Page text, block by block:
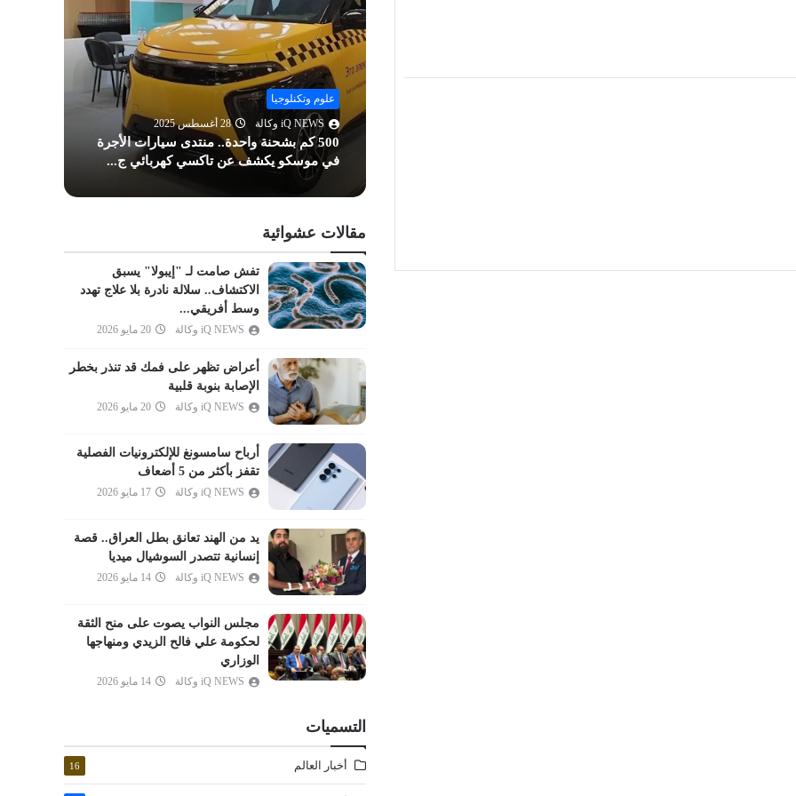
الحشر
الممتحنة
الصف
الجمعة
المنافقون
التغابن
الطلاق
التحريم
الملك
القلم
الحاقة
المعارج
نوح
الجن
المزمل
المدثر
الإنسان
المرسلات
النازعات
عبس
التكوير
الانفطار
المطففين
الانشقاق
الطارق
الأعلى
الغاشية
تقفز
علوم وتكنلوجيا
iQ NEWS وكالة
28 أغسطس 2025
500 كم بشحنة واحدة.. منتدى سيارات الأجرة
في موسكو يكشف عن تاكسي كهربائي ج...
مقالات عشوائية
تفش صامت لـ "إيبولا" يسبق
الاكتشاف.. سلالة نادرة بلا علاج تهدد
وسط أفريقي...
iQ NEWS وكالة 20 مايو 2026
أعراض تظهر على فمك قد تنذر بخطر
الإصابة بنوبة قلبية
iQ NEWS وكالة 20 مايو 2026
أرباح سامسونغ للإلكترونيات الفصلية
تقفز بأكثر من 5 أضعاف
iQ NEWS وكالة 17 مايو 2026
يد من الهند تعانق بطل العراق.. قصة
إنسانية تتصدر السوشيال ميديا
iQ NEWS وكالة 14 مايو 2026
مجلس النواب يصوت على منح الثقة
لحكومة علي فالح الزيدي ومنهاجها
الوزاري
iQ NEWS وكالة 14 مايو 2026
التسميات
أخبار العالم 16